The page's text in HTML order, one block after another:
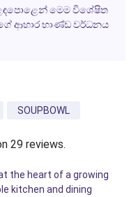
මෙම විශේෂිත
ආහාර භාණ්ඩ වර්ධනය
SOUPBOWL
29 reviews.
the heart of a growing
kitchen and dining